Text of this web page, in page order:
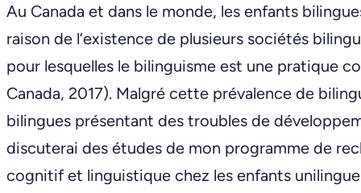
Au Canada et dans le monde, les enfants
raison de l’existence de plusieurs sociétés
pour lesquelles le bilinguisme est une pratique
Canada, 2017). Malgré cette prévalence de
bilingues présentant des troubles de
discuterai des études de mon programme de
cognitif et linguistique chez les enfants